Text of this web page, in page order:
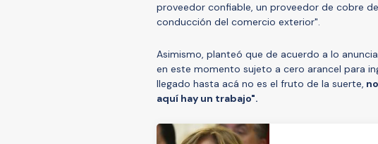
proveedor confiable, un proveedor de cobre
conducción del comercio exterior".
Asimismo, planteó que de acuerdo a lo
en este momento sujeto a cero arancel para
llegado hasta acá no es el fruto de la suerte,
aquí hay un trabajo".